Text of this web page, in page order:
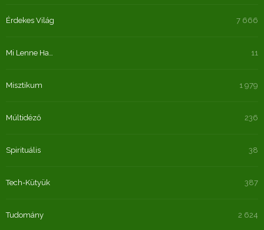
Érdekes Világ 7 666
Mi Lenne Ha… 11
Misztikum 1 979
Múltidéző 236
Spirituális 38
Tech-Kütyük 387
Tudomány 2 624